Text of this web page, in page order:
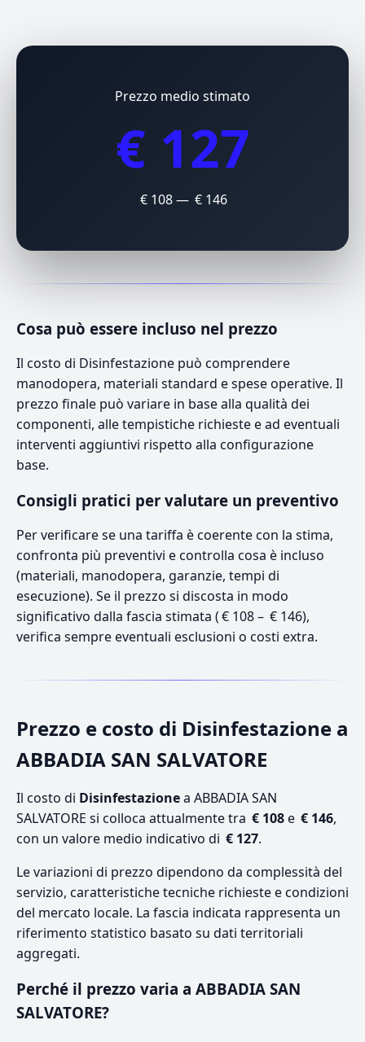
Prezzo medio stimato
€ 127
€ 108 — € 146
Cosa può essere incluso nel prezzo
Il costo di Disinfestazione può comprendere
manodopera, materiali standard e spese operative. Il
prezzo finale può variare in base alla qualità dei
componenti, alle tempistiche richieste e ad eventuali
interventi aggiuntivi rispetto alla configurazione
base.
Consigli pratici per valutare un preventivo
Per verificare se una tariffa è coerente con la stima,
confronta più preventivi e controlla cosa è incluso
(materiali, manodopera, garanzie, tempi di
esecuzione). Se il prezzo si discosta in modo
significativo dalla fascia stimata ( € 108 – € 146),
verifica sempre eventuali esclusioni o costi extra.
Prezzo e costo di Disinfestazione a
ABBADIA SAN SALVATORE
Il costo di Disinfestazionea ABBADIA SAN
SALVATORE si colloca attualmente tra € 108e € 146,
con un valore medio indicativo di € 127.
Le variazioni di prezzo dipendono da complessità del
servizio, caratteristiche tecniche richieste e condizioni
del mercato locale. La fascia indicata rappresenta un
riferimento statistico basato su dati territoriali
aggregati.
Perché il prezzo varia a ABBADIA SAN
SALVATORE?